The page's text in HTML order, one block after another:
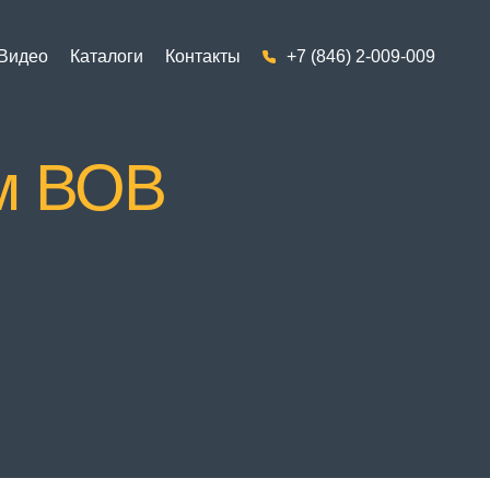
Каталоги Контакты +7 (846) 2-009-009
ВОВ